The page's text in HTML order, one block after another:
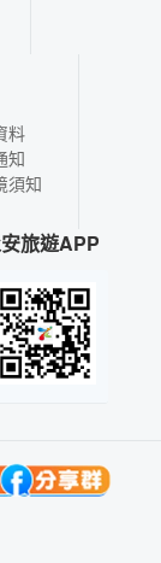
料
知
須知
旅遊APP